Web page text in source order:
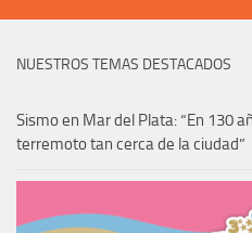
NUESTROS TEMAS DESTACADOS
Sismo en Mar del Plata: “En 130
terremoto tan cerca de la ciudad”